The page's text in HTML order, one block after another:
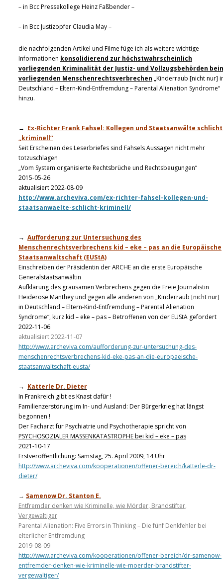
– in Bcc Pressekollege Heinz Faßbender –
– in Bcc Justizopfer Claudia May –
die nachfolgenden Artikel und Filme füge ich als weitere wichtige
Informationen konsolidierend zur höchstwahrscheinlich
vorliegenden Kriminalität der Justiz- und Vollzugsbehörden
vorliegenden Menschenrechtsverbrechen „Kinderraub [nicht nur]
Deutschland – Eltern-Kind-Entfremdung – Parental Alienation Syndrome“
hinzu.
→ Ex-Richter Frank Fahsel: Kollegen und Staatsanwälte schlicht
„kriminell“
Seit Erscheinen des Leserbriefes sind Fahsels Aussagen nicht mehr
totzuschlagen
„Vom System organisierte Rechtsbrüche und Rechtsbeugungen“
2015-05-26
aktualisiert 2022-08-09
http://www.archeviva.com/ex-richter-fahsel-kollegen-und-
staatsanwaelte-schlicht-kriminell/
→ Aufforderung zur Untersuchung des
Menschenrechtsverbrechens kid – eke – pas an die Europäische
Staatsanwaltschaft (EUStA)
Einschreiben der Präsidentin der ARCHE an die erste Europäische
Generalstaatsanwältin
Aufklärung des grausamen Verbrechens gegen die Freie Journalistin
Heiderose Manthey und gegen alle anderen von „Kinderraub [nicht nur]
in Deutschland – Eltern-Kind-Entfremdung – Parental Alienation
Syndrome“, kurz kid – eke – pas – Betroffenen von der EUStA gefordert
2022-11-06
aktualisiert 2022-11-07
http://www.archeviva.com/aufforderung-zur-untersuchung-des-
menschenrechtsverbrechens-kid-eke-pas-an-die-europaeische-
staatsanwaltschaft-eusta/
→ Katterle Dr. Dieter
In Frankreich gibt es Knast dafür !
Familienzerstörung im In- und Ausland: Der Bürgerkrieg hat längst
begonnen !
Der Facharzt für Psychiatrie und Psychotherapie spricht von
PSYCHOSOZIALER MASSENKATASTROPHE bei kid – eke – pas
2021-10-17
Erstveröffentlichung: Samstag, 25. April 2009, 14 Uhr
http://www.archeviva.com/kooperationen/offener-bereich/katterle-dr-
dieter/
→ Samenow Dr. Stanton E.
Entfremder denken wie Kriminelle, wie Mörder, Brandstifter,
Vergewaltiger
Parental Alienation: Five Errors in Thinking – Die fünf Denkfehler bei
elterlicher Entfremdung
2019-08-09
http://www.archeviva.com/kooperationen/offener-bereich/dr-samenow-
entfremder-denken-wie-kriminelle-wie-moerder-brandstifter-
vergewaltiger/